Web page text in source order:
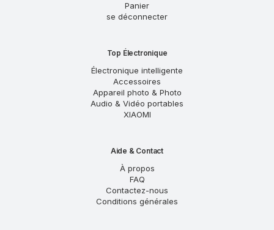
Panier
se déconnecter
Top Électronique
Électronique intelligente
Accessoires
Appareil photo & Photo
Audio & Vidéo portables
XIAOMI
Aide & Contact
À propos
FAQ
Contactez-nous
Conditions générales